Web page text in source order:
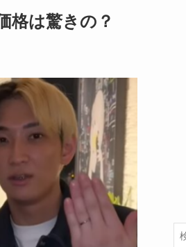
格は驚きの？